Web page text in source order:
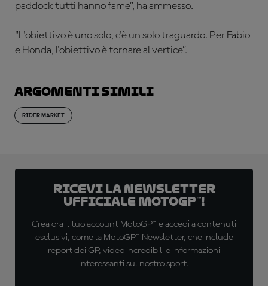
paddock tutti hanno fame”, ha ammesso.
"L'obiettivo è uno solo, c'è un solo traguardo. Per Fabio
e Honda, l'obiettivo è tornare al vertice”.
Argomenti simili
RIDER MARKET
Ricevi la newsletter
ufficiale MotoGP™!
Crea ora il tuo account MotoGP™ e accedi a contenuti
esclusivi, come la MotoGP™ Newsletter, che include
report dei GP, video incredibili e informazioni
interessanti sul nostro sport.